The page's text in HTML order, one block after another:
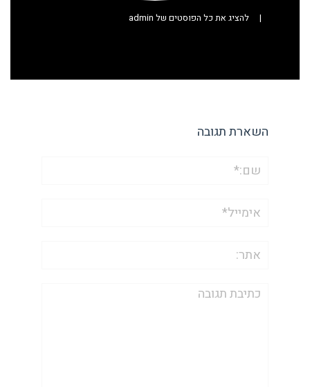
| להציג את כל הפוסטים של admin
השארת תגובה
אימייל*
תגובה